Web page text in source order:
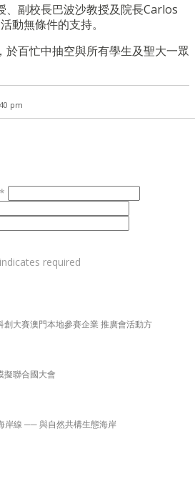
、副校長巴波沙教授及院長Carlos
動無條件的支持。
於百忙中抽空與所有學生及聖大一眾
pm
創大賽澳門本地參賽企業 推廣會活動方
擬聯合國大會
岸線 ── 與自然共構生態海岸
*
indicates required